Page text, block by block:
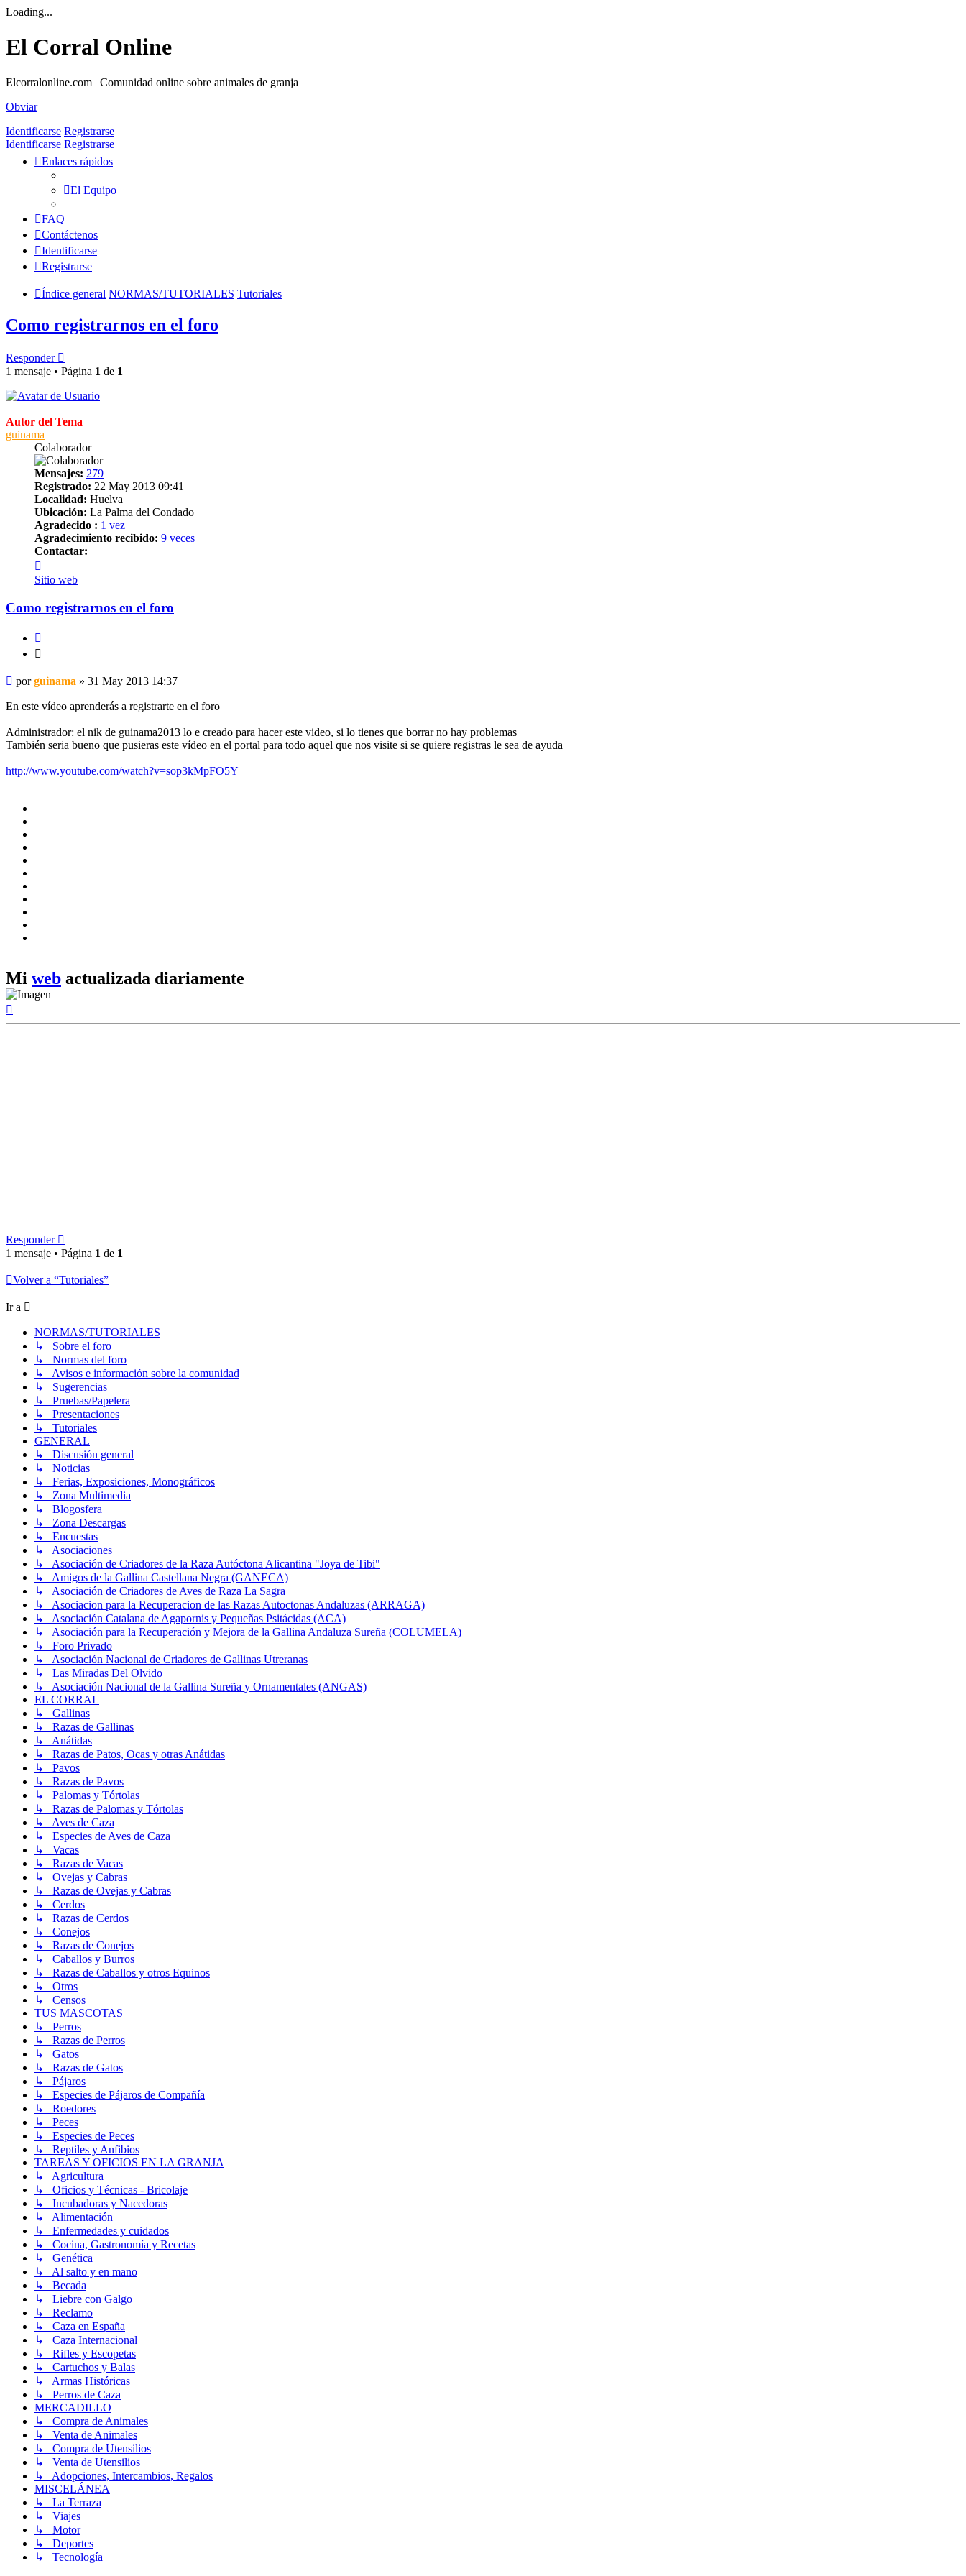
Loading...
El Corral Online
Elcorralonline.com | Comunidad online sobre animales de granja
Obviar
Identificarse Registrarse
Identificarse Registrarse
Enlaces rápidos
El Equipo
FAQ
Contáctenos
Identificarse
Registrarse
Índice general NORMAS/TUTORIALES Tutoriales
Como registrarnos en el foro
Responder
1 mensaje • Página 1 de 1
Autor del Tema
guinama
Colaborador
Mensajes: 279
Registrado: 22 May 2013 09:41
Localidad: Huelva
Ubicación: La Palma del Condado
Agradecido : 1 vez
Agradecimiento recibido: 9 veces
Contactar:
guinama
Sitio web
Como registrarnos en el foro
Mensaje
porguinama » 31 May 2013 14:37
En este vídeo aprenderás a registrarte en el foro
Administrador: el nik de guinama2013 lo e creado para hacer este video, si lo tienes que borrar no hay problemas
También seria bueno que pusieras este vídeo en el portal para todo aquel que nos visite si se quiere registras le sea de ayuda
http://www.youtube.com/watch?v=sop3kMpFO5Y
Mi web actualizada diariamente
Responder
1 mensaje • Página 1 de 1
Volver a “Tutoriales”
Ir a
NORMAS/TUTORIALES
↳ Sobre el foro
↳ Normas del foro
↳ Avisos e información sobre la comunidad
↳ Sugerencias
↳ Pruebas/Papelera
↳ Presentaciones
↳ Tutoriales
GENERAL
↳ Discusión general
↳ Noticias
↳ Ferias, Exposiciones, Monográficos
↳ Zona Multimedia
↳ Blogosfera
↳ Zona Descargas
↳ Encuestas
↳ Asociaciones
↳ Asociación de Criadores de la Raza Autóctona Alicantina "Joya de Tibi"
↳ Amigos de la Gallina Castellana Negra (GANECA)
↳ Asociación de Criadores de Aves de Raza La Sagra
↳ Asociacion para la Recuperacion de las Razas Autoctonas Andaluzas (ARRAGA)
↳ Asociación Catalana de Agapornis y Pequeñas Psitácidas (ACA)
↳ Asociación para la Recuperación y Mejora de la Gallina Andaluza Sureña (COLUMELA)
↳ Foro Privado
↳ Asociación Nacional de Criadores de Gallinas Utreranas
↳ Las Miradas Del Olvido
↳ Asociación Nacional de la Gallina Sureña y Ornamentales (ANGAS)
EL CORRAL
↳ Gallinas
↳ Razas de Gallinas
↳ Anátidas
↳ Razas de Patos, Ocas y otras Anátidas
↳ Pavos
↳ Razas de Pavos
↳ Palomas y Tórtolas
↳ Razas de Palomas y Tórtolas
↳ Aves de Caza
↳ Especies de Aves de Caza
↳ Vacas
↳ Razas de Vacas
↳ Ovejas y Cabras
↳ Razas de Ovejas y Cabras
↳ Cerdos
↳ Razas de Cerdos
↳ Conejos
↳ Razas de Conejos
↳ Caballos y Burros
↳ Razas de Caballos y otros Equinos
↳ Otros
↳ Censos
TUS MASCOTAS
↳ Perros
↳ Razas de Perros
↳ Gatos
↳ Razas de Gatos
↳ Pájaros
↳ Especies de Pájaros de Compañía
↳ Roedores
↳ Peces
↳ Especies de Peces
↳ Reptiles y Anfibios
TAREAS Y OFICIOS EN LA GRANJA
↳ Agricultura
↳ Oficios y Técnicas - Bricolaje
↳ Incubadoras y Nacedoras
↳ Alimentación
↳ Enfermedades y cuidados
↳ Cocina, Gastronomía y Recetas
↳ Genética
↳ Al salto y en mano
↳ Becada
↳ Liebre con Galgo
↳ Reclamo
↳ Caza en España
↳ Caza Internacional
↳ Rifles y Escopetas
↳ Cartuchos y Balas
↳ Armas Históricas
↳ Perros de Caza
MERCADILLO
↳ Compra de Animales
↳ Venta de Animales
↳ Compra de Utensilios
↳ Venta de Utensilios
↳ Adopciones, Intercambios, Regalos
MISCELÁNEA
↳ La Terraza
↳ Viajes
↳ Motor
↳ Deportes
↳ Tecnología